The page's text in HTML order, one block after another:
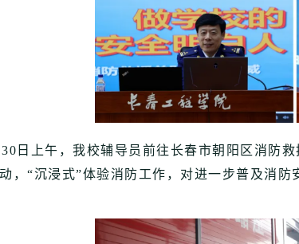
日上午，我校辅导员前往长春市朝阳区消防
，“沉浸式”体验消防工作，对进一步普及消